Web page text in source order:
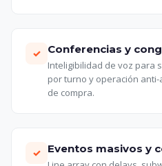
✓ Conferencias y
Inteligibilidad de voz para
por turno y operación
de compra.
✓ Eventos masivos y